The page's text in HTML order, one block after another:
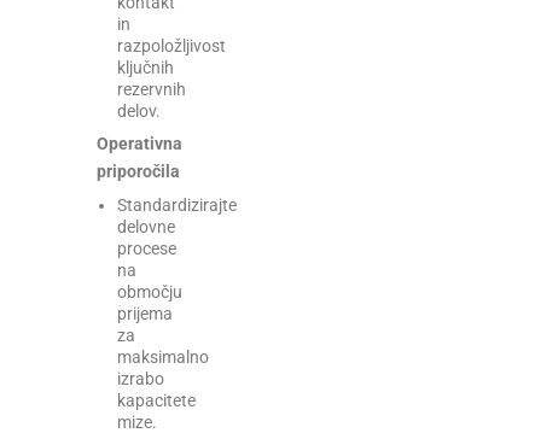
in
razpoložljivost
ključnih
rezervnih
delov.
Operativna
priporočila
Standardizirajte
delovne
procese
na
območju
prijema
za
maksimalno
izrabo
kapacitete
mize.